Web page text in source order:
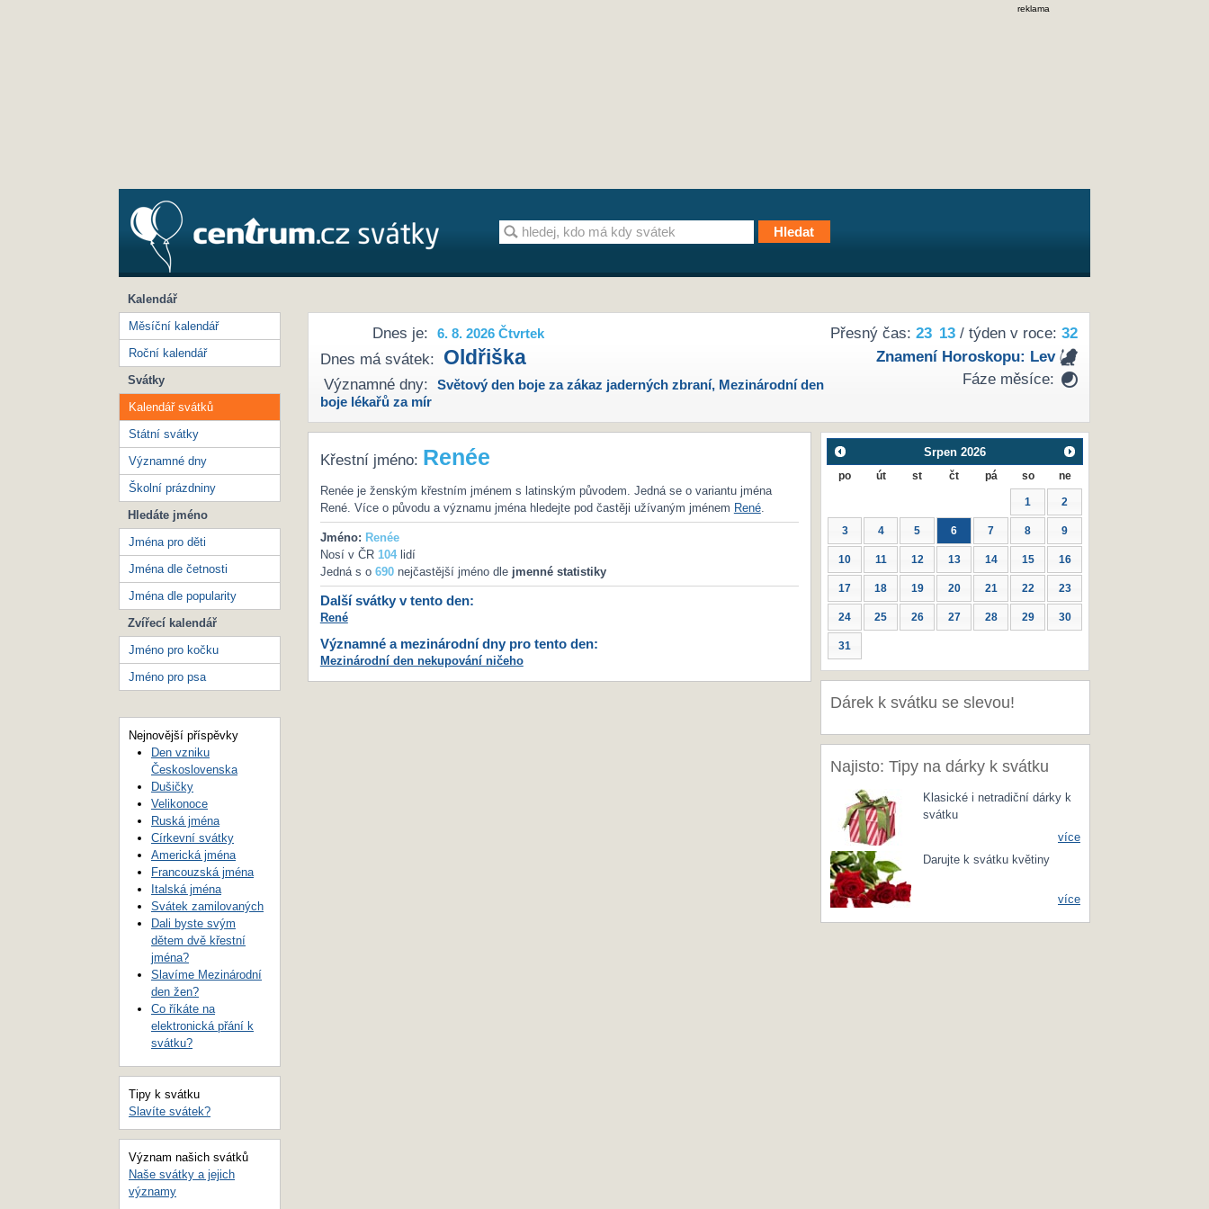
reklama
Přesný čas: 23 13/ týden v roce: 32
Znamení Horoskopu: Lev
Fáze měsíce:
Dnes je: 6. 8. 2026 Čtvrtek
Dnes má svátek: Oldřiška
Významné dny: Světový den boje za zákaz jaderných zbraní, Mezinárodní den
boje lékařů za mír
Křestní jméno: Renée
Renée je ženským křestním jménem s latinským původem. Jedná se o variantu jména
René. Více o původu a významu jména hledejte pod častěji užívaným jménem René.
Jméno: Renée
Nosí v ČR 104lidí
Jedná s o 690nejčastější jméno dle jmenné statistiky
Další svátky v tento den:
René
Významné a mezinárodní dny pro tento den:
Mezinárodní den nekupování ničeho
Srpen 2026
po út st čt pá so ne
1 2
3 4 5 6 7 8 9
10 11 12 13 14 15 16
17 18 19 20 21 22 23
24 25 26 27 28 29 30
31
Dárek k svátku se slevou!
Najisto: Tipy na dárky k svátku
Klasické i netradiční dárky k
svátku
více
Darujte k svátku květiny
více
Kalendář
Měsíční kalendář
Roční kalendář
Svátky
Kalendář svátků
Státní svátky
Významné dny
Školní prázdniny
Hledáte jméno
Jména pro děti
Jména dle četnosti
Jména dle popularity
Zvířecí kalendář
Jméno pro kočku
Jméno pro psa
Nejnovější příspěvky
Den vzniku
Československa
Dušičky
Velikonoce
Ruská jména
Církevní svátky
Americká jména
Francouzská jména
Italská jména
Svátek zamilovaných
Dali byste svým
dětem dvě křestní
jména?
Slavíme Mezinárodní
den žen?
Co říkáte na
elektronická přání k
svátku?
Tipy k svátku
Slavíte svátek?
Význam našich svátků
Naše svátky a jejich
významy